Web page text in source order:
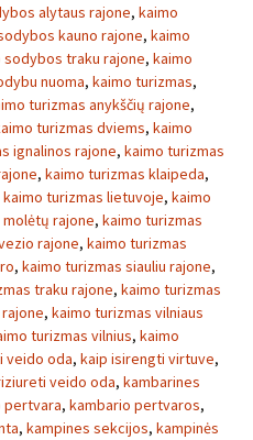
alytaus rajone, kaimo
kauno rajone, kaimo
sodybos traku rajone, kaimo
nuoma, kaimo turizmas,
turizmas anykščių rajone,
turizmas dviems, kaimo
ignalinos rajone, kaimo turizmas
, kaimo turizmas klaipeda,
kaimo turizmas lietuvoje, kaimo
rajone, kaimo turizmas
rajone, kaimo turizmas
, kaimo turizmas siauliu rajone,
traku rajone, kaimo turizmas
, kaimo turizmas vilniaus
turizmas vilnius, kaimo
veido oda, kaip isirengti virtuve,
veido oda, kambarines
pertvara, kambario pertvaros,
, kampines sekcijos, kampinės